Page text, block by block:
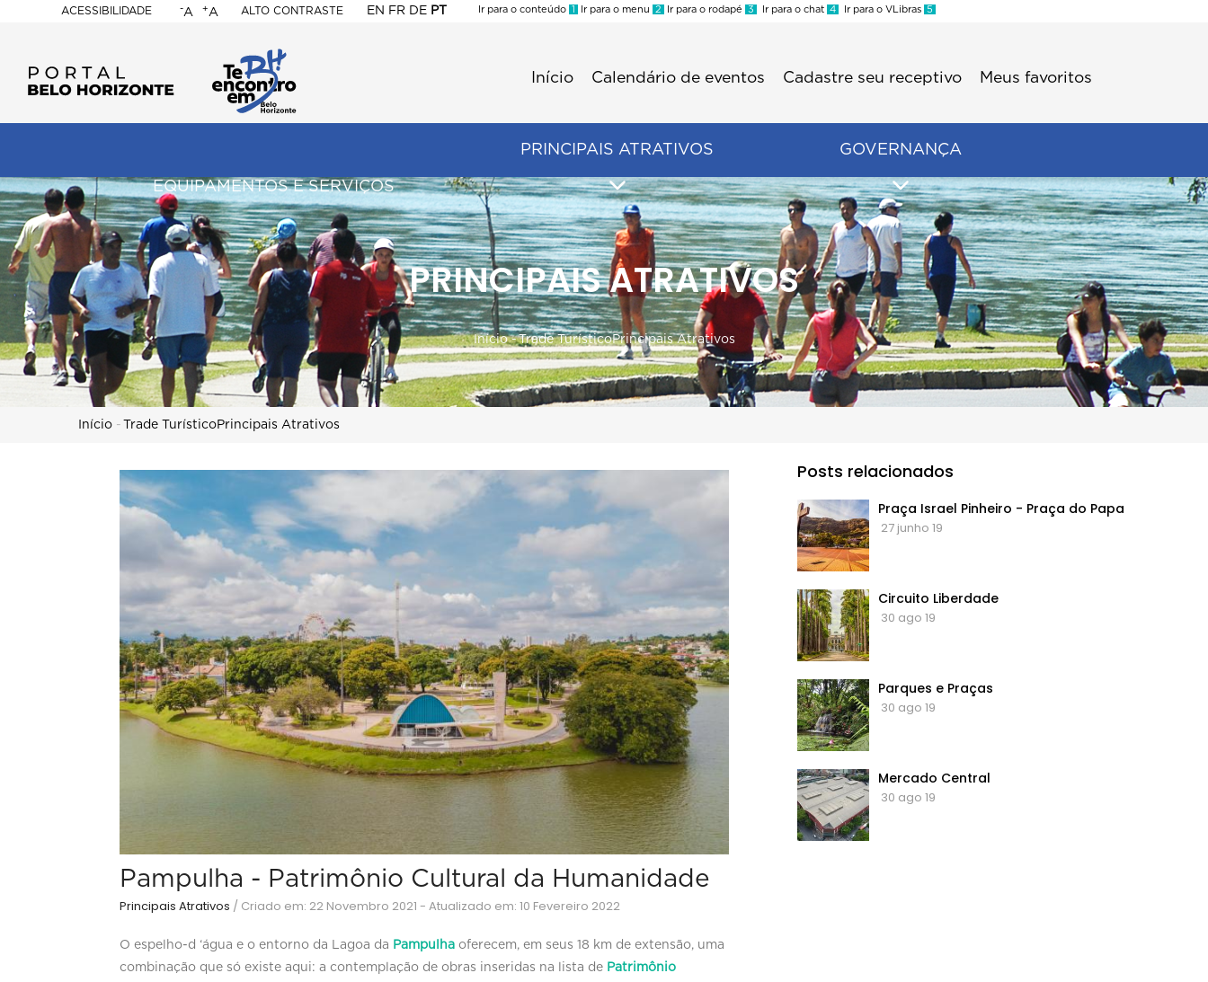
ACESSIBILIDADE
BELO
-A +A ALTO CONTRASTE EN FR DE PT
Ir para o conteúdo 1 Ir para o menu 2 Ir para o rodapé 3 Ir para o chat 4 Ir para o VLibras 5
Início Calendário de eventos Cadastre seu receptivo Meus favoritos
EQUIPAMENTOS E SERVIÇOS
PRINCIPAIS ATRATIVOS GOVERNANÇA
PRINCIPAIS ATRATIVOS
Trilha
de
navegação
Início -Trade TurísticoPrincipais Atrativos
Trilha
navegação
Início - Trade TurísticoPrincipais Atrativos
Pampulha - Patrimônio Cultural da Humanidade
Principais Atrativos / Criado em: 22 Novembro 2021 - Atualizado em: 10 Fevereiro 2022
O espelho-d ‘água e o entorno da Lagoa da Pampulha oferecem, em seus 18 km de extensão, uma
combinação que só existe aqui: a contemplação de obras inseridas na lista de Patrimônio
Posts relacionados
Praça Israel Pinheiro - Praça do Papa
27 junho 19
Circuito Liberdade
30 ago 19
Parques e Praças
30 ago 19
Mercado Central
30 ago 19